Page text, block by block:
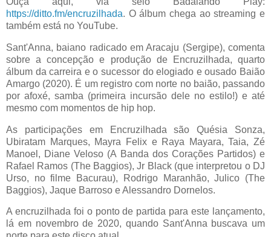
https://ditto.fm/encruzilhada. O álbum chega ao streaming e
também está no YouTube.
Sant'Anna, baiano radicado em Aracaju (Sergipe), comenta
sobre a concepção e produção de Encruzilhada, quarto
álbum da carreira e o sucessor do elogiado e ousado Baião
Amargo (2020). É um registro com norte no baião, passando
por afoxé, samba (primeira incursão dele no estilo!) e até
mesmo com momentos de hip hop.
As participações em Encruzilhada são Quésia Sonza,
Ubiratam Marques, Mayra Felix e Raya Mayara, Taia, Zé
Manoel, Diane Veloso (A Banda dos Corações Partidos) e
Rafael Ramos (The Baggios), Jr Black (que interpretou o DJ
Urso, no filme Bacurau), Rodrigo Maranhão, Julico (The
Baggios), Jaque Barroso e Alessandro Dornelos.
A encruzilhada foi o ponto de partida para este lançamento,
lá em novembro de 2020, quando Sant'Anna buscava um